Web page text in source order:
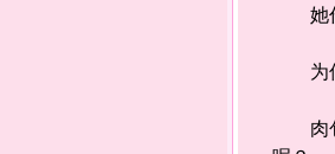
她作
为何
肉包